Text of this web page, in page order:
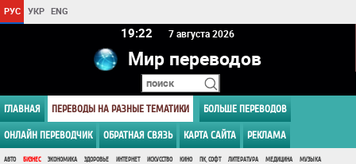
РУС УКР ENG
19 22 7 августа 2026
Мир переводов
ГЛАВНАЯ ПЕРЕВОДЫ НА РАЗНЫЕ ТЕМАТИКИ БОЛЬШЕ ПЕРЕВОДОВ
ОНЛАЙН ПЕРЕВОДЧИК ОБРАТНАЯ СВЯЗЬ КАРТА САЙТА РЕКЛАМА
АВТО БИЗНЕС ЭКОНОМИКА ЗДОРОВЬЕ ИНТЕРНЕТ ИСКУССТВО КИНО ПК, СОФТ ЛИТЕРАТУРА МЕДИЦИНА МУЗЫКА